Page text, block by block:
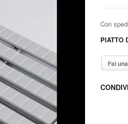
Con
PIATTO
Fai